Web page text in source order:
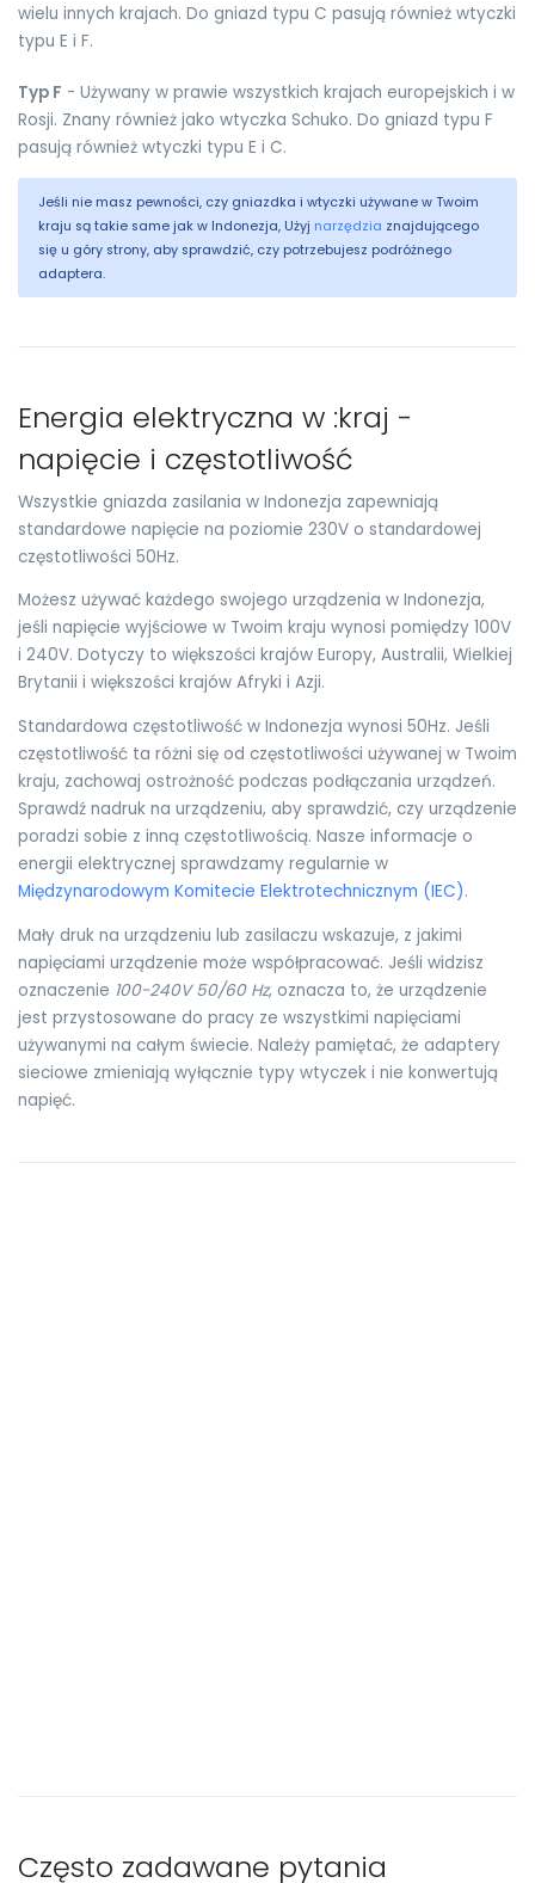
wielu innych krajach. Do gniazd typu C pasują również wtyczki
typu E i F.
Typ F - Używany w prawie wszystkich krajach europejskich i w
Rosji. Znany również jako wtyczka Schuko. Do gniazd typu F
pasują również wtyczki typu E i C.
Jeśli nie masz pewności, czy gniazdka i wtyczki używane w Twoim
kraju są takie same jak w Indonezja, Użyj narzędzia znajdującego
się u góry strony, aby sprawdzić, czy potrzebujesz podróżnego
adaptera.
Energia elektryczna w :kraj -
napięcie i częstotliwość
Wszystkie gniazda zasilania w Indonezja zapewniają
standardowe napięcie na poziomie 230V o standardowej
częstotliwości 50Hz.
Możesz używać każdego swojego urządzenia w Indonezja,
jeśli napięcie wyjściowe w Twoim kraju wynosi pomiędzy 100V
i 240V. Dotyczy to większości krajów Europy, Australii, Wielkiej
Brytanii i większości krajów Afryki i Azji.
Standardowa częstotliwość w Indonezja wynosi 50Hz. Jeśli
częstotliwość ta różni się od częstotliwości używanej w Twoim
kraju, zachowaj ostrożność podczas podłączania urządzeń.
Sprawdź nadruk na urządzeniu, aby sprawdzić, czy urządzenie
poradzi sobie z inną częstotliwością. Nasze informacje o
energii elektrycznej sprawdzamy regularnie w
Międzynarodowym Komitecie Elektrotechnicznym (IEC).
Mały druk na urządzeniu lub zasilaczu wskazuje, z jakimi
napięciami urządzenie może współpracować. Jeśli widzisz
oznaczenie 100-240V 50/60 Hz, oznacza to, że urządzenie
jest przystosowane do pracy ze wszystkimi napięciami
używanymi na całym świecie. Należy pamiętać, że adaptery
sieciowe zmieniają wyłącznie typy wtyczek i nie konwertują
napięć.
Często zadawane pytania